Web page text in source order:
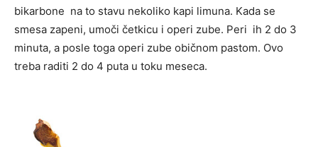
bikarbone na to stavu nekoliko kapi limuna. Kada se
smesa zapeni, umoči četkicu i operi zube. Peri ih 2 do 3
minuta, a posle toga operi zube običnom pastom. Ovo
treba raditi 2 do 4 puta u toku meseca.